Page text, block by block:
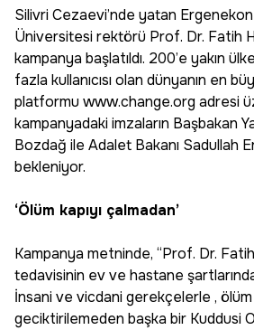
Silivri Cezaevi’nde yatan Ergenekon
Üniversitesi rektörü Prof. Dr. Fatih
kampanya başlatıldı. 200’e yakın
fazla kullanıcısı olan dünyanın en
platformu www.change.org adresi
kampanyadaki imzaların Başbakan
Bozdağ ile Adalet Bakanı Sadullah
bekleniyor.
‘Ölüm kapıyı çalmadan’
Kampanya metninde, “Prof. Dr.
tedavisinin ev ve hastane
İnsani ve vicdani gerekçelerle , ölüm
geciktirilemeden başka bir Kuddusi